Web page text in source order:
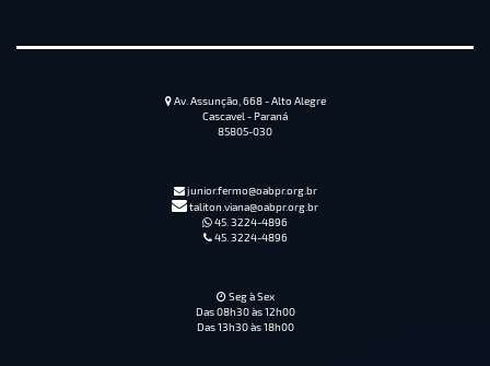
Av. Assunção, 668 - Alto Alegre
Cascavel - Paraná
85805-030
junior.fermo@oabpr.org.br
taliton.viana@oabpr.org.br
45. 3224-4896
45. 3224-4896
Seg à Sex
Das 08h30 às 12h00
Das 13h30 às 18h00